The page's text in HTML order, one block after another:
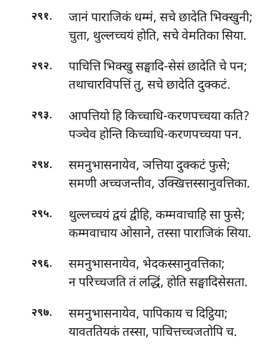
२९१.
जानं पाराजिकं धम्मं, सचे छादेति भिक्खुनी;
चुता, थुल्लच्चयं होति, सचे वेमतिका सिया.
२९२.
पाचित्ति भिक्खु सङ्घादि-सेसं छादेति चे पन;
तथाचारविपत्तिं तु, सचे छादेति दुक्कटं.
२९३.
आपत्तियो हि किच्चाधि-करणपच्चया कति?
पञ्चेव होन्ति किच्चाधि-करणपच्चया पन.
२९४.
समनुभासनायेव, ञत्तिया दुक्कटं फुसे;
समणी अच्चजन्तीव, उक्खित्तस्सानुवत्तिका.
२९५.
थुल्लच्चयं द्वयं द्वीहि, कम्मवाचाहि सा फुसे;
कम्मवाचाय ओसाने, तस्सा पाराजिकं सिया.
२९६.
समनुभासनायेव, भेदकस्सानुवत्तिका;
न परिच्चजति तं लद्धिं, होति सङ्घादिसेसता.
२९७.
समनुभासनायेव, पापिकाय च दिट्ठिया;
यावततियकं तस्सा, पाचित्तच्चजतोपि च.